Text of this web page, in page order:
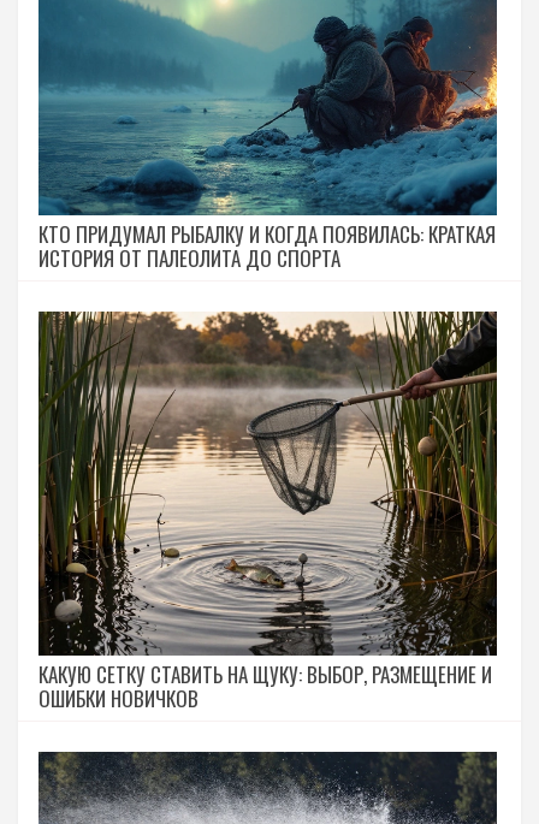
КТО ПРИДУМАЛ РЫБАЛКУ И КОГДА ПОЯВИЛАСЬ: КРАТКАЯ
ИСТОРИЯ ОТ ПАЛЕОЛИТА ДО СПОРТА
КАКУЮ СЕТКУ СТАВИТЬ НА ЩУКУ: ВЫБОР, РАЗМЕЩЕНИЕ И
ОШИБКИ НОВИЧКОВ